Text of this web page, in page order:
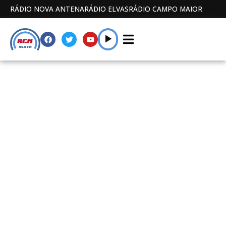
RÁDIO NOVA ANTENARÁDIO ELVASRÁDIO CAMPO MAIOR